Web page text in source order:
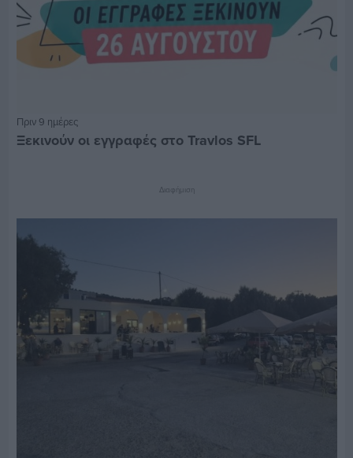
Πριν 9 ημέρες
Ξεκινούν οι εγγραφές στο Travlos SFL
Διαφήμιση